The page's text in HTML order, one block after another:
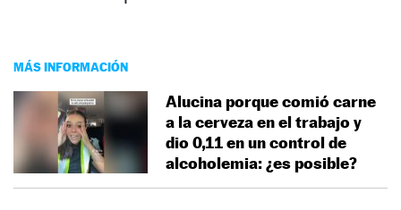
MÁS INFORMACIÓN
Alucina porque comió carne
a la cerveza en el trabajo y
dio 0,11 en un control de
alcoholemia: ¿es posible?